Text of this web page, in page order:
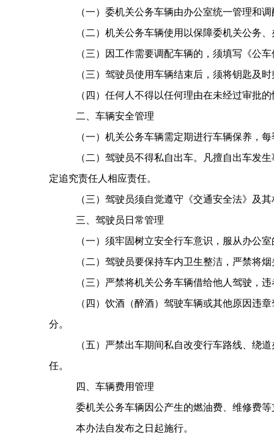
（一）委机关公务车辆由办公室统一管理和调
（二）机关公务车辆使用以保障委机关公务
（三）因工作需要调配车辆的，须填写《公
（三）驾驶员使用车辆结束后，须将钥匙及
（四）任何人不得以任何理由在未经过审批
二、车辆安全管理
（一）机关公务车辆需定期进行车辆保养，
（二）驾驶员不得私自出车。凡擅自出车发
定追究责任人相应责任。
（三）驾驶员须自觉遵守《交通安全法》及
三、驾驶员日常管理
（一）须牢固树立安全行车意识，服从办公
（二）驾驶员要保持车内卫生整洁，严禁将
（三）严禁将机关公务车辆借给他人驾驶，
（四）饮酒（醉酒）驾驶车辆或其他原因违
分。
（五）严禁出车期间私自改变行车路线、绕
任。
四、车辆费用管理
委机关公务车辆因公产生的燃油费、维修费
本办法自发布之日起施行。